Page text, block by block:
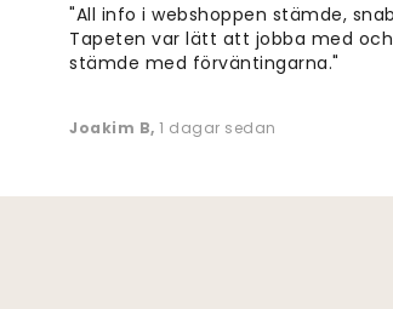
"All info i webshoppen stämde,
Tapeten var lätt att jobba med
stämde med förväntingarna."
Joakim B, 1 dagar sedan